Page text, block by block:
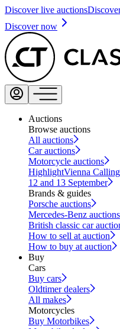
Discover live auctions
Discover now
Auctions
Browse auctions
All auctions
Car auctions
Motorcycle auctions
HighlightVienna Calling
12 and 13 September
Brands & guides
Porsche auctions
Mercedes-Benz auctions
British classic car
How to sell at auction
How to buy at auction
Buy
Cars
Buy cars
Oldtimer dealers
All makes
Motorcycles
Buy Motorbikes